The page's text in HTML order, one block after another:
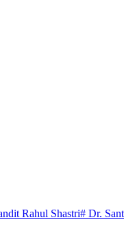
Rahul Shastri# Dr.